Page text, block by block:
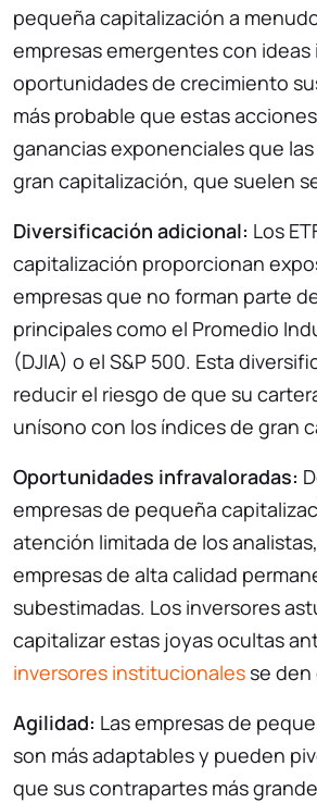
pequeña capitalización a
empresas emergentes con ideas
oportunidades de crecimiento
más probable que estas
ganancias exponenciales que
gran capitalización, que suelen
Diversificación adicional: Los
capitalización proporcionan
empresas que no forman parte
principales como el Promedio
(DJIA) o el S&P 500. Esta
reducir el riesgo de que su
unísono con los índices de gran
Oportunidades infravaloradas:
empresas de pequeña
atención limitada de los
empresas de alta calidad
subestimadas. Los inversores
capitalizar estas joyas ocultas
inversores institucionales se
Agilidad: Las empresas de
son más adaptables y pueden
que sus contrapartes más